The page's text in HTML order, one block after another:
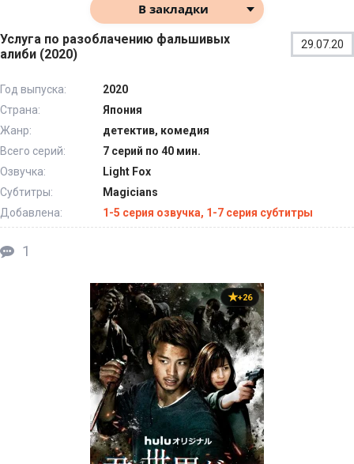
В закладки
Услуга по разоблачению фальшивых
алиби (2020)
29.07.20
Год выпуска:
2020
Страна:
Япония
Жанр:
детектив, комедия
Всего серий:
7 серий по 40 мин.
Озвучка:
Light Fox
Субтитры:
Magicians
Добавлена:
1-5 серия озвучка, 1-7 серия субтитры
1
+26